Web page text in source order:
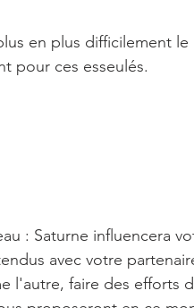
en plus difficilement
pour ces esseulés.
: Saturne influencera
avec votre
l'autre, faire des efforts